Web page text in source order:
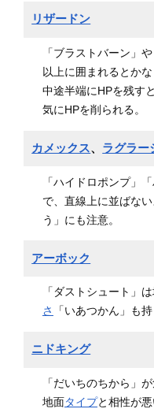
リザードン
「ブラストバーン」
以上に囲まれるとかな
中途半端にHPを残す
気にHPを削られる。
カメックス、 ラグラー
「ハイドロポンプ」
で、直線上に並ばな
う」にも注意。
アーボック
「ダストシュート」
さ
「いあつかん」も
ニドキング
「だいちのちから」が
地面タイプと相性が悪